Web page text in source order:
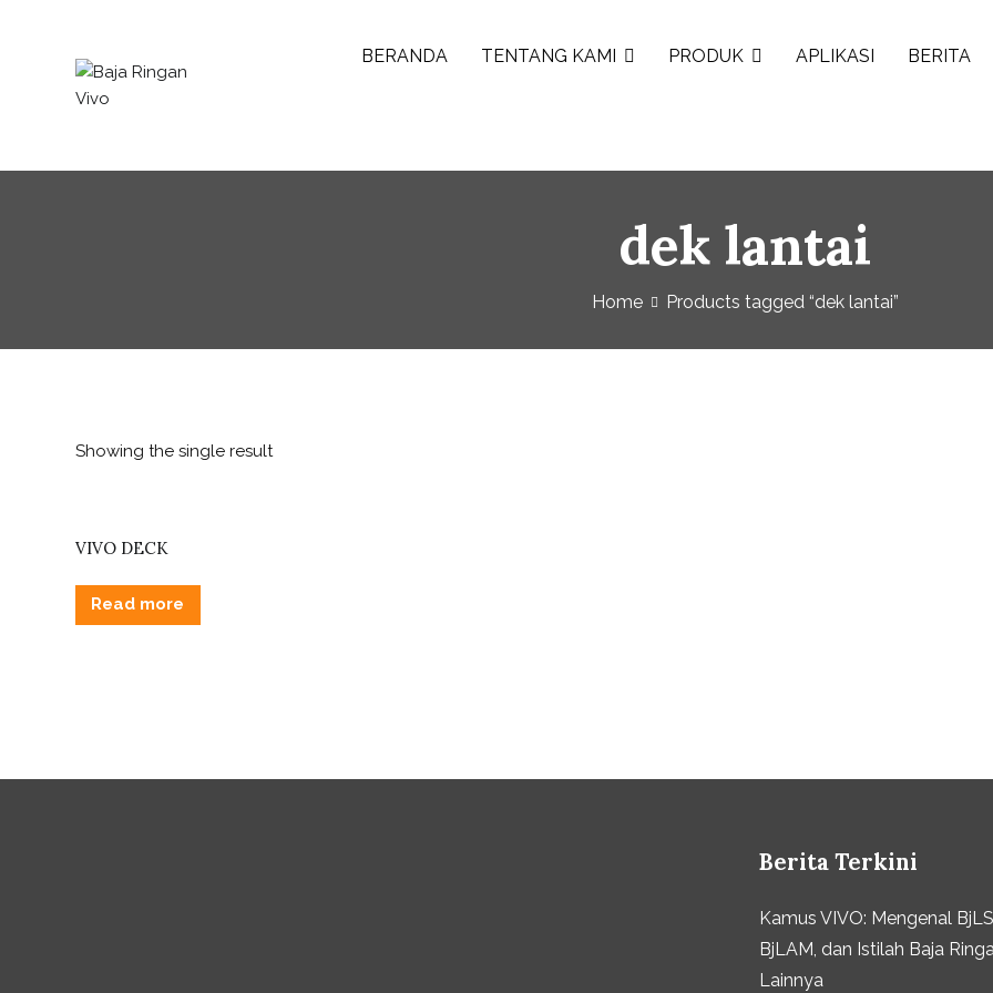
BERANDA TENTANG KAMI PRODUK APLIKASI BERITA
dek lantai
Home Products tagged “dek lantai”
Showing the single result
VIVO DECK
Read more
Berita Terkini
Kamus VIVO: Mengenal
BjLAM, dan Istilah Baja
Lainnya